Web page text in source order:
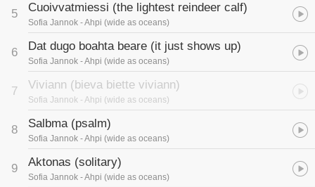
5 Cuoivvatmiessi (the lightest reindeer calf)
Sofia Jannok - Ahpi (wide as oceans)
6 Dat dugo boahta beare (it just shows up)
Sofia Jannok - Ahpi (wide as oceans)
7 Viviann (bieva biette viviann)
Sofia Jannok - Ahpi (wide as oceans)
8 Salbma (psalm)
Sofia Jannok - Ahpi (wide as oceans)
9 Aktonas (solitary)
Sofia Jannok - Ahpi (wide as oceans)